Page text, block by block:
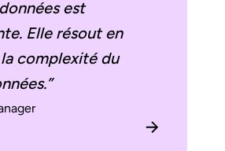
est
Elle résout en
complexité du